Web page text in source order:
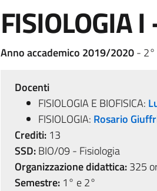
FISIOLOGIA
Anno accademico 2019/2020- 2°
Docenti
FISIOLOGIA E BIOFISICA:
FISIOLOGIA: Rosario
Crediti:13
SSD:BIO/09 - Fisiologia
Organizzazione didattica:325
Semestre:1° e 2°